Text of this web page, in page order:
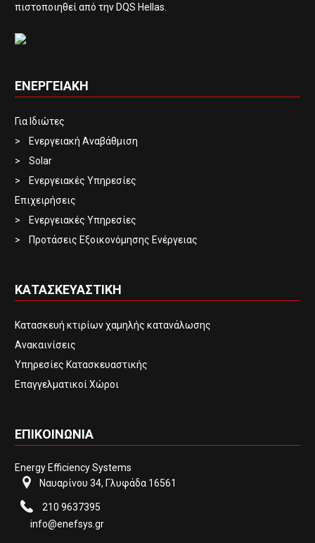
πιστοποιηθεί από την DQS Hellas.
ΕΝΕΡΓΕΙΑΚΗ
Για Ιδιώτες
Ενεργειακή Αναβάθμιση
Solar
Ενεργειακές Υπηρεσίες
Επιχειρήσεις
Ενεργειακές Υπηρεσίες
Προτάσεις Εξοικονόμησης Ενέργειας
ΚΑΤΑΣΚΕΥΑΣΤΙΚΗ
Κατασκευή κτιρίων χαμηλής κατανάλωσης
Ανακαινίσεις
Υπηρεσίες Κατασκευαστικής
Επαγγελματικοί Χώροι
ΕΠΙΚΟΙΝΩΝΙΑ
Energy Efficiency Systems
Ναυαρίνου 34, Γλυφάδα 16561
210 9637395
info@enefsys.gr